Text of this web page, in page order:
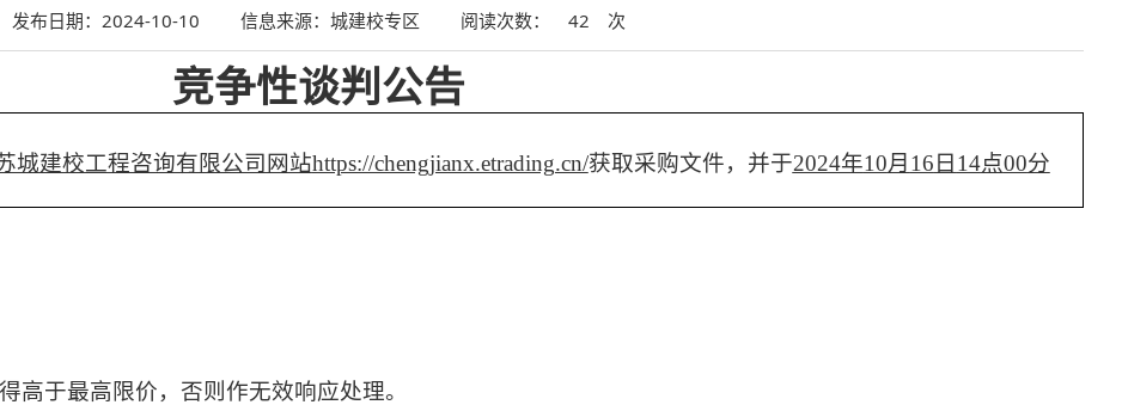
发布日期：2024-10-10 信息来源： 城建校专区 阅读次数： 42 次
竞争性谈判公告
城建校工程咨询有限公司网站https://chengjianx.etrading.cn/获取采购文件，并于2024年10月 16 日 14点00分
高于最高限价，否则作无效响应处理。